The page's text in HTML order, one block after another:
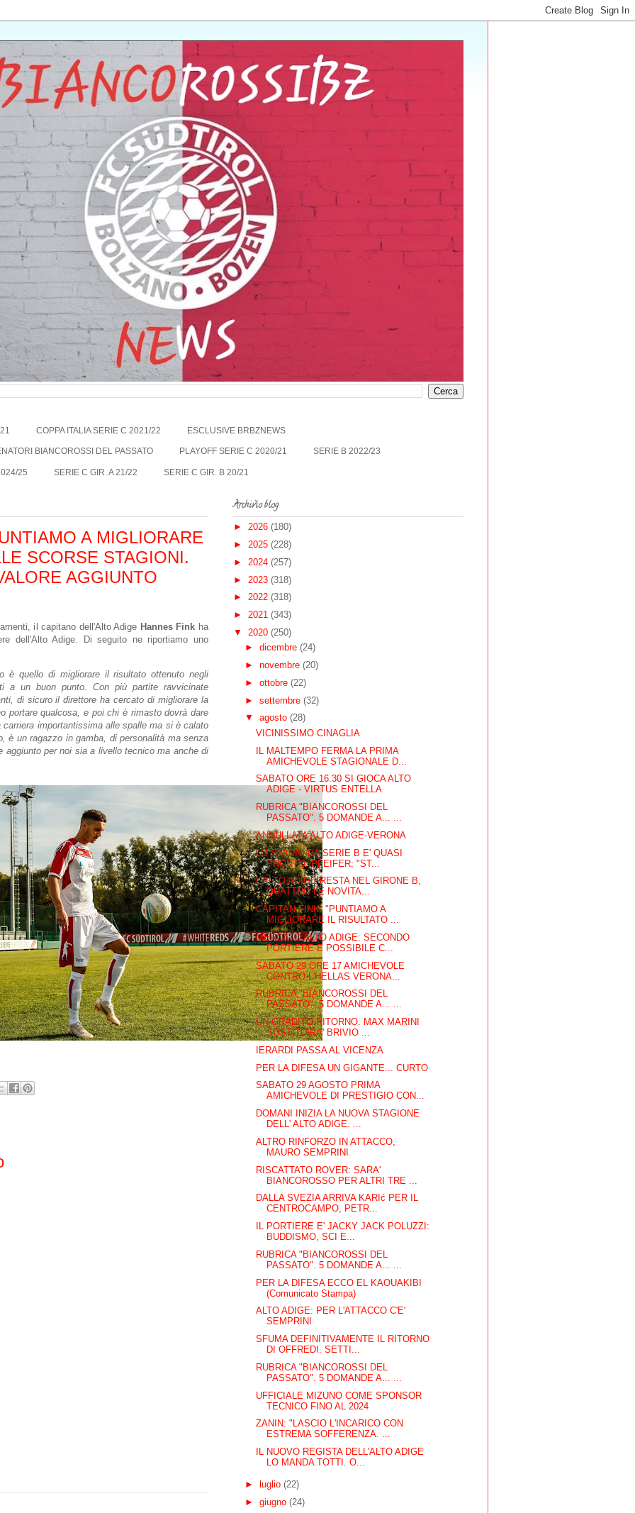
COPPA ITALIA SERIE C 2021/22 ESCLUSIVE BRBZNEWS
BIANCOROSSI DEL PASSATO PLAYOFF SERIE C 2020/21 SERIE B 2022/23
25 SERIE C GIR. A 21/22 SERIE C GIR. B 20/21
A MIGLIORARE
SCORSE STAGIONI.
AGGIUNTO
il capitano dell'Alto Adige Hannes Fink ha
dell'Alto Adige. Di seguito ne riportiamo uno
è quello di migliorare il risultato ottenuto negli
a un buon punto. Con più partite ravvicinate
di sicuro il direttore ha cercato di migliorare la
portare qualcosa, e poi chi è rimasto dovrà dare
importantissima alle spalle ma si è calato
è un ragazzo in gamba, di personalità ma senza
per noi sia a livello tecnico ma anche di
Archivio blog
► 2026 (180)
► 2025 (228)
► 2024 (257)
► 2023 (318)
► 2022 (318)
► 2021 (343)
▼ 2020 (250)
► dicembre (24)
► novembre (20)
► ottobre (22)
► settembre (32)
▼ agosto (28)
VICINISSIMO CINAGLIA
IL MALTEMPO FERMA LA PRIMA
AMICHEVOLE STAGIONALE D...
SABATO ORE 16.30 SI GIOCA ALTO
ADIGE - VIRTUS ENTELLA
RUBRICA "BIANCOROSSI DEL
PASSATO". 5 DOMANDE A... ...
ANNULLATA ALTO ADIGE-VERONA
LO STADIO DA SERIE B E' QUASI
PRONTO. PFEIFER: "ST...
L'ALTO ADIGE RESTA NEL GIRONE B,
QUATTRO LE NOVITA...
CAPITAN FINK: "PUNTIAMO A
MIGLIORARE IL RISULTATO ...
MERCATO ALTO ADIGE: SECONDO
PORTIERE E POSSIBILE C...
SABATO 29 ORE 17 AMICHEVOLE
CONTRO L'HELLAS VERONA...
RUBRICA "BIANCOROSSI DEL
PASSATO". 5 DOMANDE A... ...
UN GRADITO RITORNO. MAX MARINI
SOSTITUIRA' BRIVIO ...
IERARDI PASSA AL VICENZA
PER LA DIFESA UN GIGANTE... CURTO
SABATO 29 AGOSTO PRIMA
AMICHEVOLE DI PRESTIGIO CON...
DOMANI INIZIA LA NUOVA STAGIONE
DELL' ALTO ADIGE. ...
ALTRO RINFORZO IN ATTACCO,
MAURO SEMPRINI
RISCATTATO ROVER: SARA'
BIANCOROSSO PER ALTRI TRE ...
DALLA SVEZIA ARRIVA KARIć PER IL
CENTROCAMPO, PETR...
IL PORTIERE E' JACKY JACK POLUZZI:
BUDDISMO, SCI E...
RUBRICA "BIANCOROSSI DEL
PASSATO". 5 DOMANDE A... ...
PER LA DIFESA ECCO EL KAOUAKIBI
(Comunicato Stampa)
ALTO ADIGE: PER L'ATTACCO C'E'
SEMPRINI
SFUMA DEFINITIVAMENTE IL RITORNO
DI OFFREDI. SETTI...
RUBRICA "BIANCOROSSI DEL
PASSATO". 5 DOMANDE A... ...
UFFICIALE MIZUNO COME SPONSOR
TECNICO FINO AL 2024
ZANIN: "LASCIO L'INCARICO CON
ESTREMA SOFFERENZA. ...
IL NUOVO REGISTA DELL'ALTO ADIGE
LO MANDA TOTTI. O...
► luglio (22)
► giugno (24)